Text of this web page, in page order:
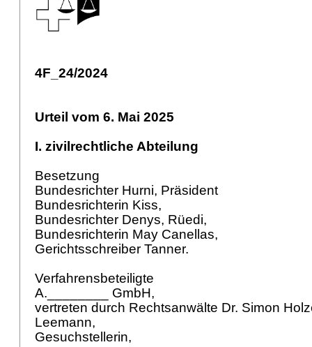
4F_24/2024
Urteil vom 6. Mai 2025
I. zivilrechtliche Abteilung
Besetzung
Bundesrichter Hurni, Präsident
Bundesrichterin Kiss,
Bundesrichter Denys, Rüedi,
Bundesrichterin May Canellas,
Gerichtsschreiber Tanner.
Verfahrensbeteiligte
A.________ GmbH,
vertreten durch Rechtsanwälte Dr. Simon
Leemann,
Gesuchstellerin,